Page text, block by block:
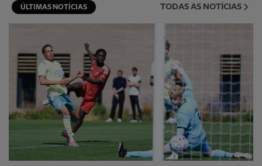
ÚLTIMAS NOTÍCIAS TODAS AS NOTÍCIAS